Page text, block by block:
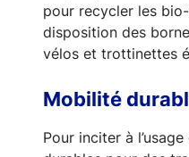
pour recycler les
disposition des
vélos et trottinettes
Mobilité
Pour inciter à